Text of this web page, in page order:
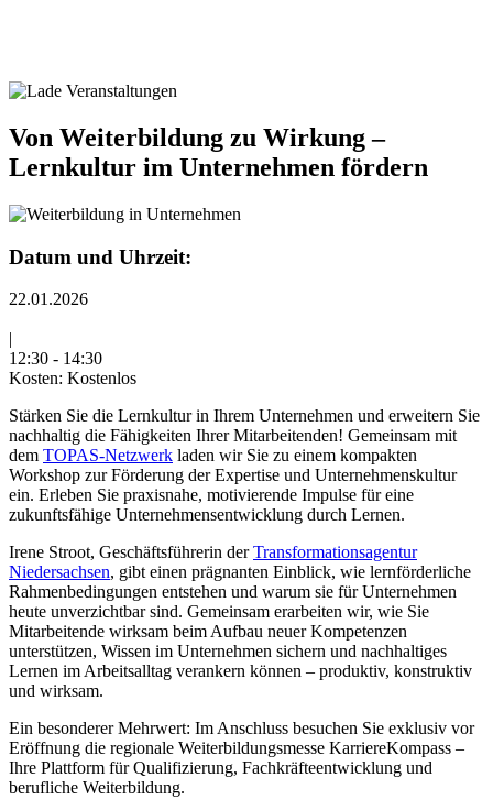
Von Weiterbildung zu Wirkung –
Lernkultur im Unternehmen fördern
Datum und Uhrzeit:
22.01.2026
|
12:30 - 14:30
Kosten: Kostenlos
Stärken Sie die Lernkultur in Ihrem Unternehmen und erweitern Sie
nachhaltig die Fähigkeiten Ihrer Mitarbeitenden! Gemeinsam mit
dem TOPAS-Netzwerk laden wir Sie zu einem kompakten
Workshop zur Förderung der Expertise und Unternehmenskultur
ein. Erleben Sie praxisnahe, motivierende Impulse für eine
zukunftsfähige Unternehmensentwicklung durch Lernen.
Irene Stroot, Geschäftsführerin derTransformationsagentur
Niedersachsen, gibt einen prägnanten Einblick, wie lernförderliche
Rahmenbedingungen entstehen und warum sie für Unternehmen
heute unverzichtbar sind. Gemeinsam erarbeiten wir, wie Sie
Mitarbeitende wirksam beim Aufbau neuer Kompetenzen
unterstützen, Wissen im Unternehmen sichern und nachhaltiges
Lernen im Arbeitsalltag verankern können – produktiv, konstruktiv
und wirksam.
Ein besonderer Mehrwert: Im Anschluss besuchen Sie exklusiv vor
Eröffnung die regionale Weiterbildungsmesse KarriereKompass –
Ihre Plattform für Qualifizierung, Fachkräfteentwicklung und
berufliche Weiterbildung.